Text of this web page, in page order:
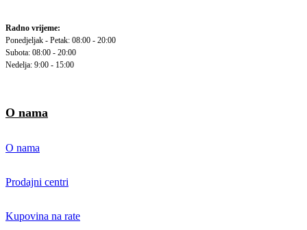
Radno vrijeme:
Ponedjeljak - Petak: 08:00 - 20:00
Subota: 08:00 - 20:00
Nedelja: 9:00 - 15:00
O nama
O nama
Prodajni centri
Kupovina na rate